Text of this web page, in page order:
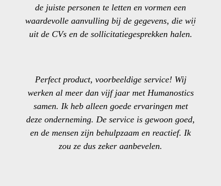
de juiste personen te letten en vormen een
waardevolle aanvulling bij de gegevens, die wij
uit de CVs en de sollicitatiegesprekken halen.
Perfect product, voorbeeldige service! Wij
werken al meer dan vijf jaar met Humanostics
samen. Ik heb alleen goede ervaringen met
deze onderneming. De service is gewoon goed,
en de mensen zijn behulpzaam en reactief. Ik
zou ze dus zeker aanbevelen.